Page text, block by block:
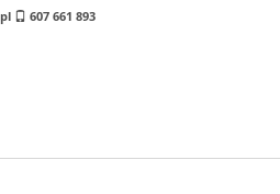
607 661 893